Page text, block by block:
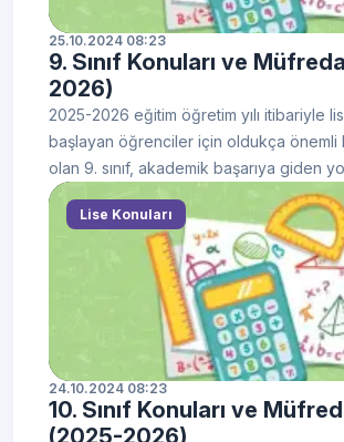
25.10.2024 08:23
9. Sınıf Konuları ve
2026)
2025-2026 eğitim öğretim yılı itibariyle
başlayan öğrenciler için oldukça önemli
olan 9. sınıf, akademik başarıya giden
taşlarını oluşturur. Bu dönemde
farklı olarak daha disiplinli ve kapsamlı
sistemiyle tanışır. Yeni ders içerikleriyle
öğrencilerin çalışma alışkanlıklarını
yapılandırmaları gerekebilir. Bu nedenle
ve bu derslerde işlenecek 9. sınıf
ve veliler için büyük önem taşımaktadır.
Bakanlığı tarafından belirlenen 9. sınıf
öğrencilerin hem bilgi hem de beceri
gelişimini destekleyecek şekilde
Lise Konuları
24.10.2024 08:23
10. Sınıf Konuları ve
(2025-2026)